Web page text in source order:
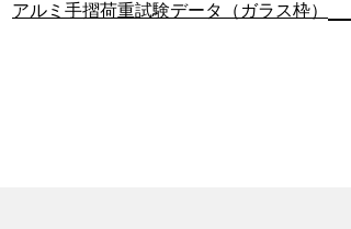
アルミ手摺荷重試験データ（ガラス枠）